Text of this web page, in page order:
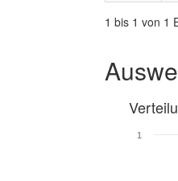
1 bis 1 von 1
1